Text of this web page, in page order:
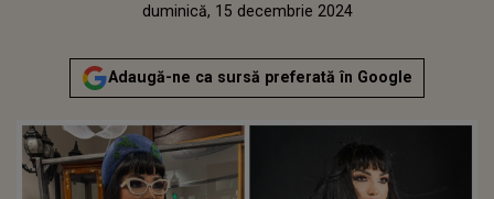
Publicat:
duminică, 15 decembrie 2024
Adaugă-ne ca sursă preferată în Google